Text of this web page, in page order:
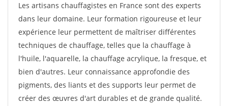
Les artisans chauffagistes en France sont des experts
dans leur domaine. Leur formation rigoureuse et leur
expérience leur permettent de maîtriser différentes
techniques de chauffage, telles que la chauffage à
l'huile, l'aquarelle, la chauffage acrylique, la fresque, et
bien d'autres. Leur connaissance approfondie des
pigments, des liants et des supports leur permet de
créer des œuvres d'art durables et de grande qualité.